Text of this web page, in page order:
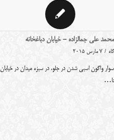
علی جمالزاده - خیابان دباغخانه
/ 7 مارس 2015
واگون اسبی شدن در جلو، در سبزه میدان در خیابان